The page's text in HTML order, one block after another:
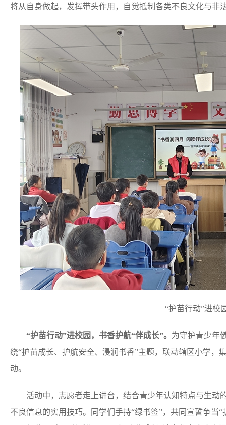
将从自身做起，发挥带头作用，自觉抵制各类不良文化与非
“护苗行动”进校
“护苗行动”进校园，书香护航“伴成长”。 为守护青少年
绕“护苗成长、护航安全、浸润书香”主题，联动辖区小学，
动。
活动中，志愿者走上讲台，结合青少年认知特点与生动
不良信息的实用技巧。同学们手持“绿书签”，共同宣誓争当